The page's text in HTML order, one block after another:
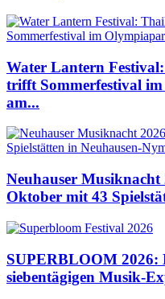
Water Lantern
trifft Sommerfestival
am...
Neuhauser Musiknacht
Oktober mit 43
SUPERBLOOM 2026:
siebentägigen Musik-